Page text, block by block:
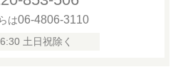
は06-4806-3110
土日祝除く